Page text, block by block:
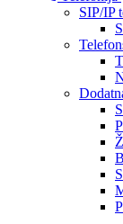
SIP/IP